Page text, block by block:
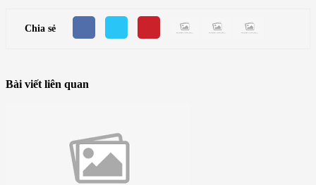
Chia sẻ
Bài viết liên quan